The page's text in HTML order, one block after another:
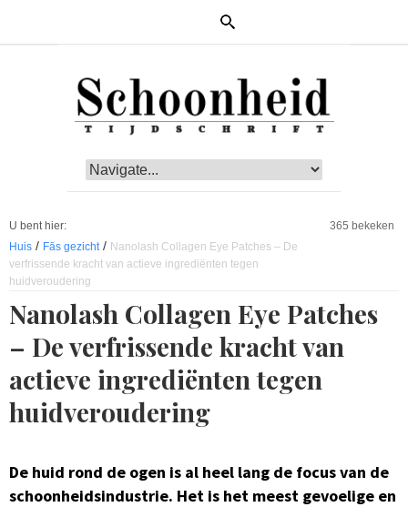
U bent hier:
Huis / Fās gezicht / Nanolash Collagen Eye Patches – De
verfrissende kracht van actieve ingrediënten tegen
huidveroudering
365 bekeken
Nanolash Collagen Eye Patches
– De verfrissende kracht van
actieve ingrediënten tegen
huidveroudering
De huid rond de ogen is al heel lang de focus van de
schoonheidsindustrie. Het is het meest gevoelige en